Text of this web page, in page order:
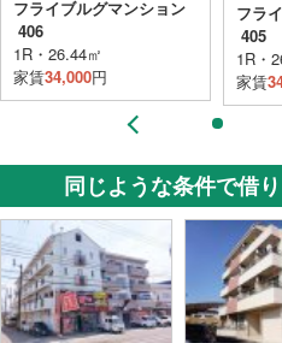
フライブルグマンション
406
1R・26.44㎡
家賃34,000円
フラ
405
1R・
家賃
同じような条件で借